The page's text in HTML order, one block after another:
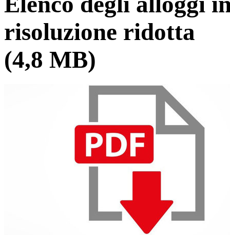
risoluzione ridotta
(4,8 MB)